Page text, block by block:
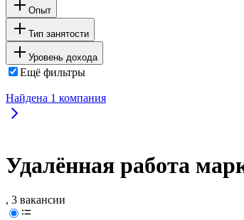
Опыт
Тип занятости
Уровень дохода
Ещё фильтры
Найдена 1 компания
Удалённая работа
, 3 вакансии